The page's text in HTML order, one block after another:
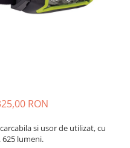
RON
si usor de utilizat, cu
lumeni.